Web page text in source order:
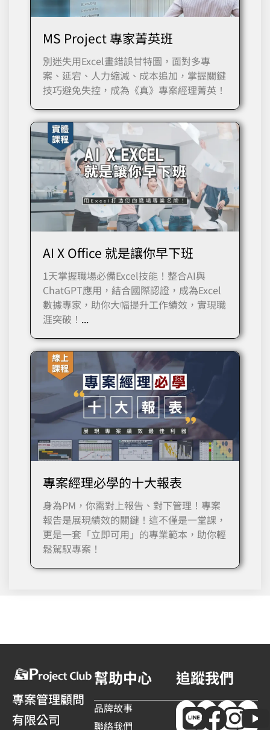
MS Project 專家菁英班
別迷失用Excel畫錯誤甘特圖，面對多專
案、延宕、人力縮減、成本追加，掌握關鍵
技巧避免失控，成為《真》專案經理菁英！
AI X Office 就是讓你早下班
1天掌握職場必備Excel技能！整合AI與
ChatGPT應用，結合國際認證，成為Excel
數據專家，助你大幅提升工作績效，實現職
涯突破！ ...
專案經理必學的十大報表
身為PM，你需對上報告、對下管理！專案
報告是展現績效的關鍵！這不僅是一堂課，
更是一套「立即可用」的專業範本，助你輕
鬆駕馭專案！
專案管理顧問
有限公司
幫助中心
品牌故事
聯絡我們
追蹤我們